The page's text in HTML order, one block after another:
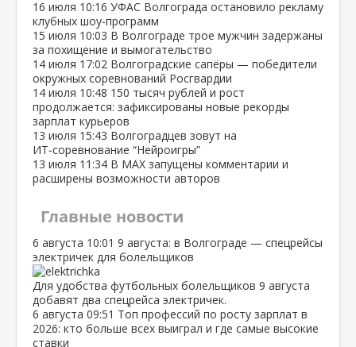
16 июля 10:16 УФАС Волгограда остановило рекламу
клубных шоу‑программ
15 июля 10:03 В Волгограде трое мужчин задержаны
за похищение и вымогательство
14 июля 17:02 Волгоградские сапёры — победители
окружных соревнований Росгвардии
14 июля 10:48 150 тысяч рублей и рост
продолжается: зафиксированы новые рекорды
зарплат курьеров
13 июля 15:43 Волгоградцев зовут на
ИТ‑соревнование “Нейроигры”
13 июля 11:34 В МАХ запущены комментарии и
расширены возможности авторов
Главные новости
6 августа 10:01 9 августа: в Волгограде — спецрейсы
электричек для болельщиков
Для удобства футбольных болельщиков 9 августа
добавят два спецрейса электричек.
6 августа 09:51 Топ профессий по росту зарплат в
2026: кто больше всех выиграл и где самые высокие
ставки